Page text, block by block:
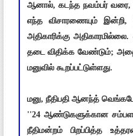
ஆனால், கடந்த நவம்பர் வரை,
எந்த விசாரணையும் இன்றி,
அதிகாரிக்கு
தடை விதிக்க வேண்டும்;
மனுவில் கூறப்பட்டுள்ளது.
மனு, நீதிபதி ஆனந்த்
''24 ஆண்டுகளுக்கான
நீதிமன்றம் பிறப்பித்த